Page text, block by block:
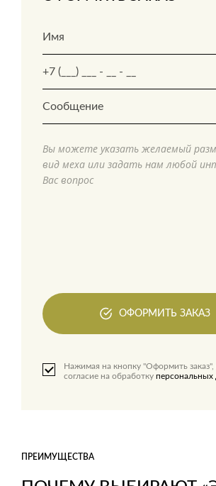
Вы можете указать желаемый
вид меха или задать нам любой
Вас вопрос
ОФОРМИТЬ ЗАКАЗ
Нажимая на кнопку "Оформить заказ",
согласие на обработку персональных
ПРЕИМУЩЕСТВА